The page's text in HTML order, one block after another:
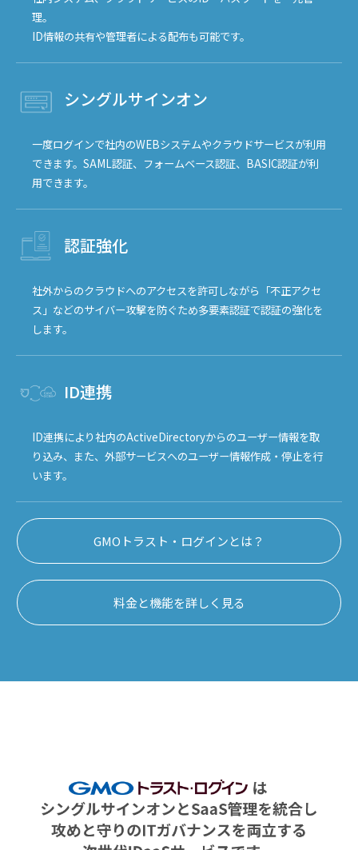
理。
ID情報の共有や管理者による配布も可能です。
シングルサインオン
一度ログインで社内のWEBシステムやクラウドサービスが利用
できます。SAML認証、フォームベース認証、BASIC認証が利
用できます。
認証強化
社外からのクラウドへのアクセスを許可しながら「不正アクセ
ス」などのサイバー攻撃を防ぐため多要素認証で認証の強化を
します。
ID連携
ID連携により社内のActiveDirectoryからのユーザー情報を取
り込み、また、外部サービスへのユーザー情報作成・停止を行
います。
GMOトラスト・ログインとは？
料金と機能を詳しく見る